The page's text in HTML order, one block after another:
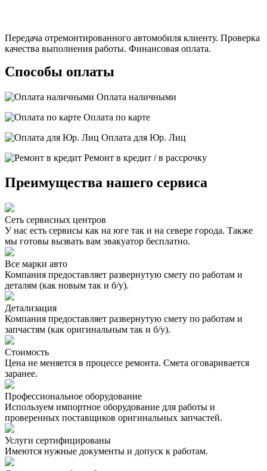
Передача отремонтированного автомобиля клиенту. Проверка
качества выполнения работы. Финансовая оплата.
Способы оплаты
Оплата наличными
Оплата по карте
Оплата для Юр. Лиц
Ремонт в кредит / в рассрочку
Преимущества нашего сервиса
Сеть сервисных центров
У нас есть сервисы как на юге так и на севере города. Также
мы готовы вызвать вам эвакуатор бесплатно.
Все марки авто
Компания предоставляет развернутую смету по работам и
деталям (как новым так и б/у).
Детализация
Компания предоставляет развернутую смету по работам и
запчастям (как оригинальным так и б/у).
Стоимость
Цена не меняется в процессе ремонта. Смета оговаривается
заранее.
Профессиональное оборудование
Используем импортное оборудование для работы и
проверенных поставщиков оригинальных запчастей.
Услуги сертифицированы
Имеются нужные документы и допуск к работам.